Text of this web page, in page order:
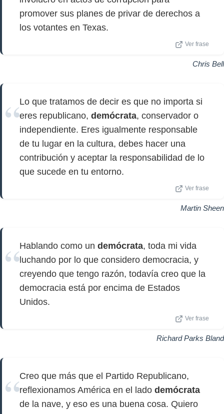
promover sus planes de privar de derechos a
los votantes en Texas.
Ver frase
Chris Bell
Lo que tratamos de decir es que no importa si
eres republicano, demócrata, conservador o
independiente. Eres igualmente responsable
de tu lugar en la cultura, debes hacer una
contribución y aceptar la responsabilidad de lo
que sucede en tu entorno.
Ver frase
Martin Sheen
Hablando como un demócrata, toda mi vida
luchando por lo que considero democracia, y
creyendo que tengo razón, todavía creo que la
democracia está por encima de Estados
Unidos.
Ver frase
Richard Parks Bland
Creo que más que el Partido Republicano,
reflexionamos América en el lado demócrata
de la nave, y eso es una buena cosa. Quiero